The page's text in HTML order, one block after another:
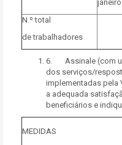
N.º total
de trabalhadores
6. Assinale (com
dos serviços/
implementadas pela
a adequada
beneficiários e
MEDIDAS